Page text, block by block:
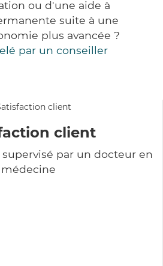
ou d'une aide à
suite à une
plus avancée ?
par un conseiller
client
par un docteur en
médecine